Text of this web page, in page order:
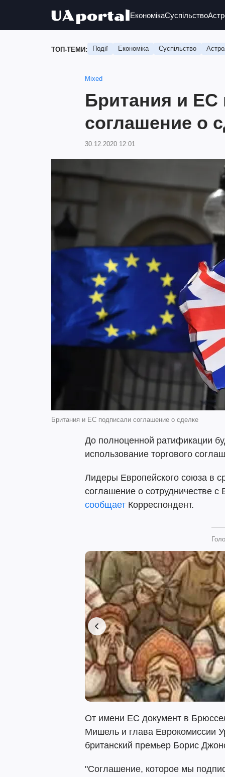
ЕкономікаСуспільство
ТОП-ТЕМИ: Події Економіка Суспільство
Mixed
Британия и ЕС
соглашение о
30.12.2020 12:01
Британия и ЕС подписали соглашение о сделке
До полноценной ратификации
использование торгового
Лидеры Европейского союза в
соглашение о сотрудничестве
сообщает Корреспондент.
От имени ЕС документ в
Мишель и глава Еврокомиссии
британский премьер Борис
"Соглашение, которое мы